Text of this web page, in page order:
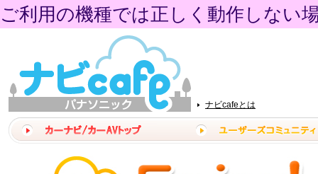
ご利用の機種では正しく動作しない
ナビcafeとは